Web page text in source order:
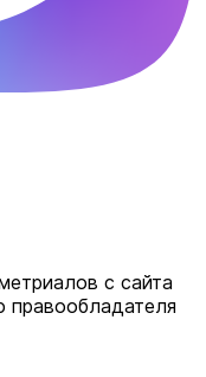
с сайта
правообладателя